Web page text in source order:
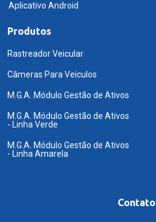
Aplicativo Android
Produtos
Rastreador Veicular
Câmeras Para Veiculos
M.G.A. Módulo Gestão de Ativos
M.G.A. Módulo Gestão de Ativos
- Linha Verde
M.G.A. Módulo Gestão de Ativos
- Linha Amarela
Contato